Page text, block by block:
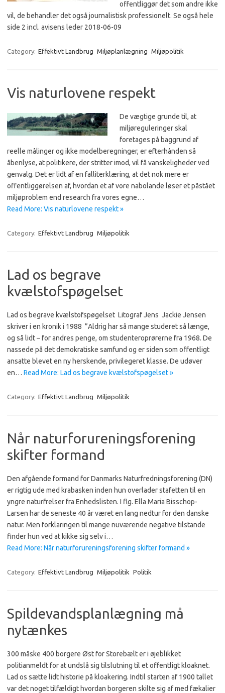
offentliggør det som andre ikke
vil, de behandler det også journalistisk professionelt. Se også hele
side 2 incl. avisens leder 2018-06-09
Category: Effektivt Landbrug Miljøplanlægning Miljøpolitik
Vis naturlovene respekt
De vægtige grunde til, at
miljøreguleringer skal
foretages på baggrund af
reelle målinger og ikke modelberegninger, er efterhånden så
åbenlyse, at politikere, der stritter imod, vil få vanskeligheder ved
genvalg. Det er lidt af en falliterklæring, at det nok mere er
offentliggørelsen af, hvordan et af vore nabolande løser et påstået
miljøproblem end research fra vores egne…
Read More: Vis naturlovene respekt »
Category: Effektivt Landbrug Miljøpolitik
Lad os begrave
kvælstofspøgelset
Lad os begrave kvælstofspøgelset​ ​​ Litograf Jens ​​ Jackie Jensen
skriver i en kronik i 1988 ​​ ”Aldrig har så mange studeret så længe,
og så lidt – for andres penge, om studenteroprørerne fra 1968. De
nassede på det demokratiske samfund og er siden som offentligt
ansatte blevet en ny herskende, privilegeret klasse. De udøver
en… Read More: Lad os begrave kvælstofspøgelset »
Category: Effektivt Landbrug Miljøpolitik
Når naturforureningsforening
skifter formand
Den afgående formand for Danmarks Naturfredningsforening (DN)
er rigtig ude med krabasken inden hun overlader stafetten til en
yngre naturfrelser fra Enhedslisten. I flg. Ella Maria Bisschop-
Larsen har de seneste 40 år været en lang nedtur for den danske
natur. Men forklaringen til mange nuværende negative tilstande
finder hun ved at kikke sig selv i…
Read More: Når naturforureningsforening skifter formand »
Category: Effektivt Landbrug Miljøpolitik Politik
Spildevandsplanlægning må
nytænkes
300 måske 400 borgere Øst for Storebælt er i øjeblikket
politianmeldt for at undslå sig tilslutning til et offentligt kloaknet.
Lad os sætte lidt historie på kloakering. Indtil starten af 1900 tallet
var det noget tilfældigt hvordan borgeren skilte sig af med fækalier